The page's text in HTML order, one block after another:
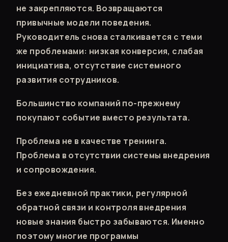
не закрепляются. Возвращаются
привычные модели поведения.
Руководитель снова сталкивается с теми
же проблемами: низкая конверсия, слабая
инициатива, отсутствие системного
развития сотрудников.
Большинство компаний по-прежнему
покупают событие вместо результата.
Проблема не в качестве тренинга.
Проблема в отсутствии системы внедрения
и сопровождения.
Без ежедневной практики, регулярной
обратной связи и контроля внедрения
новые знания быстро забываются. Именно
поэтому многие программы